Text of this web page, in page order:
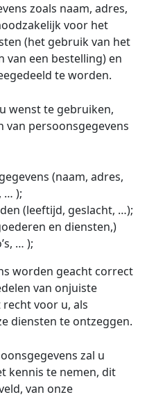
zoals naam, adres,
voor het
(het gebruik van het
van een bestelling) en
te worden.
wenst te gebruiken,
van persoonsgegevens
(naam, adres,
… );
(leeftijd, geslacht, …);
en diensten,)
… );
worden geacht correct
van onjuiste
voor u, als
diensten te ontzeggen.
zal u
kennis te nemen, dit
van onze